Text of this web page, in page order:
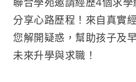
分享心路歷程！來自真實
您解開疑惑，幫助孩子及
未來升學與求職！